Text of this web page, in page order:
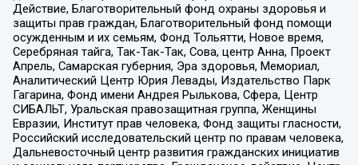
Действие, Благотворительный фонд охраны здоровья и
защиты прав граждан, Благотворительный фонд помощи
осужденным и их семьям, Фонд Тольятти, Новое время,
Серебряная тайга, Так-Так-Так, Сова, центр Анна, Проект
Апрель, Самарская губерния, Эра здоровья, Мемориал,
Аналитический Центр Юрия Левады, Издательство Парк
Гагарина, Фонд имени Андрея Рылькова, Сфера, Центр
СИБАЛЬТ, Уральская правозащитная группа, Женщины
Евразии, Институт прав человека, Фонд защиты гласности,
Российский исследовательский центр по правам человека,
Дальневосточный центр развития гражданских инициатив